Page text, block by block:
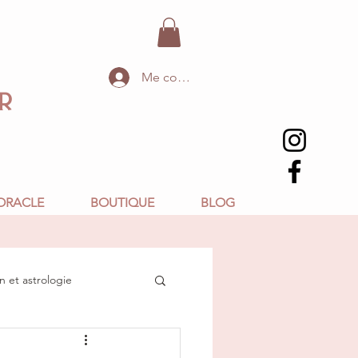
et astrologie
Me connecter
BOUTIQUE BLOG